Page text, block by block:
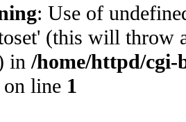
: Use of
(this will throw
in/home/httpd/cgi-
on line 1